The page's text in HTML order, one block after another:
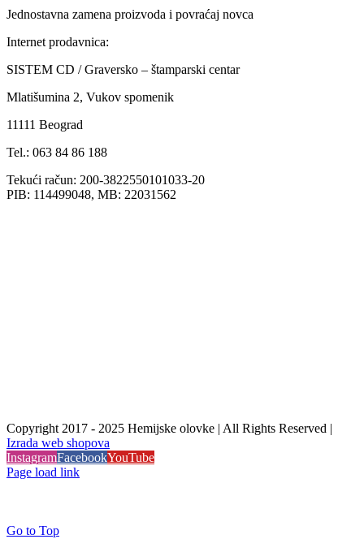
Jednostavna zamena proizvoda i povraćaj novca
Internet prodavnica:
SISTEM CD / Graversko – štamparski centar
Mlatišumina 2, Vukov spomenik
11111 Beograd
Tel.: 063 84 86 188
Tekući račun: 200-3822550101033-20
PIB: 114499048, MB: 22031562
Copyright 2017 - 2025 Hemijske olovke | All Rights Reserved |
Izrada web shopova
InstagramFacebookYouTube
Page load link
Go to Top